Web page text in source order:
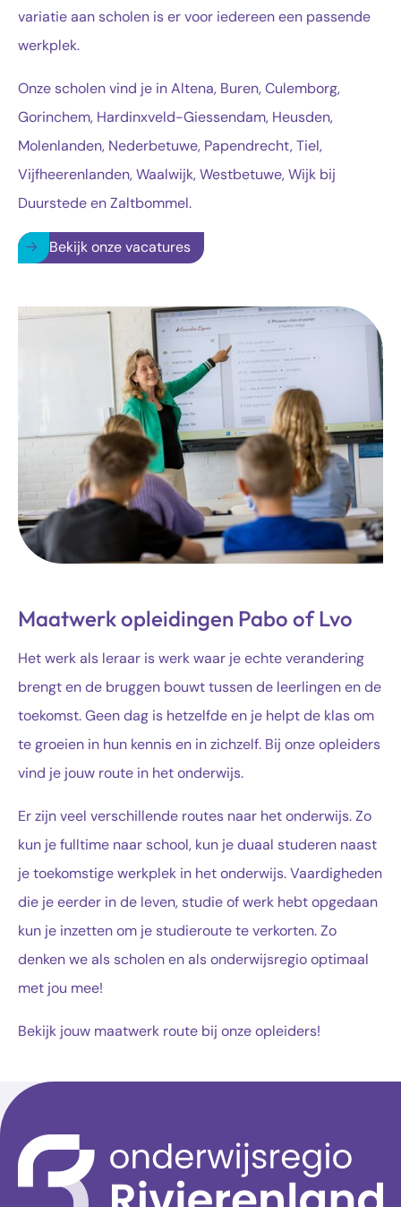
variatie aan scholen is er voor iedereen een passende
werkplek.
Onze scholen vind je in Altena, Buren, Culemborg,
Gorinchem, Hardinxveld-Giessendam, Heusden,
Molenlanden, Nederbetuwe, Papendrecht, Tiel,
Vijfheerenlanden, Waalwijk, Westbetuwe, Wijk bij
Duurstede en Zaltbommel.
Bekijk onze vacatures
Maatwerk opleidingen Pabo of Lvo
Het werk als leraar is werk waar je echte verandering
brengt en de bruggen bouwt tussen de leerlingen en de
toekomst. Geen dag is hetzelfde en je helpt de klas om
te groeien in hun kennis en in zichzelf. Bij onze opleiders
vind je jouw route in het onderwijs.
Er zijn veel verschillende routes naar het onderwijs. Zo
kun je fulltime naar school, kun je duaal studeren naast
je toekomstige werkplek in het onderwijs. Vaardigheden
die je eerder in de leven, studie of werk hebt opgedaan
kun je inzetten om je studieroute te verkorten. Zo
denken we als scholen en als onderwijsregio optimaal
met jou mee!
Bekijk jouw maatwerk route bij onze opleiders!